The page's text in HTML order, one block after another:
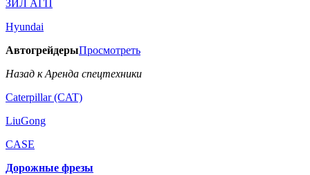
ЗИЛ АГП
Hyundai
АвтогрейдерыПросмотреть
Назад к Аренда спецтехники
Caterpillar (CAT)
LiuGong
CASE
Дорожные фрезы